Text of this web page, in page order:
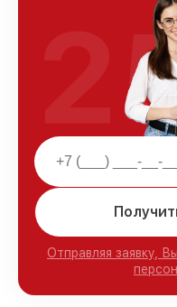
Отправляя заявку,